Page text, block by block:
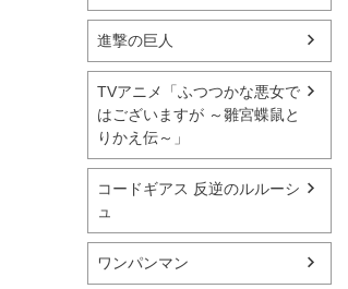
進撃の巨人
TVアニメ「ふつつかな悪女で
はございますが ～雛宮蝶鼠と
りかえ伝～」
コードギアス 反逆のルルーシ
ュ
ワンパンマン